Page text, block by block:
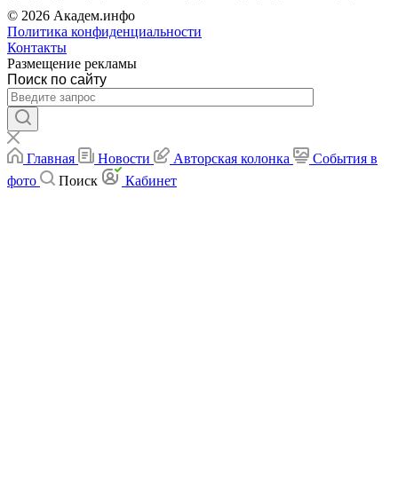
© 2026 Академ.инфо
Политика конфиденциальности
Контакты
Размещение рекламы
Поиск по сайту
Главная Новости Авторская колонка
События в
фото
Поиск Кабинет